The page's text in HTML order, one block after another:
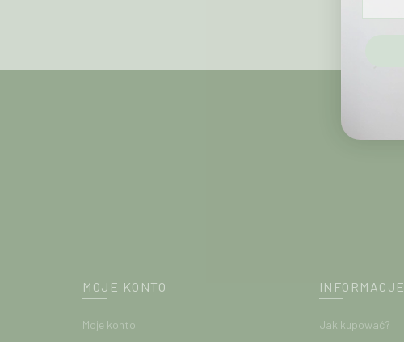
MOJE KONTO
Moje konto
INFORMACJE
Jak kupować?